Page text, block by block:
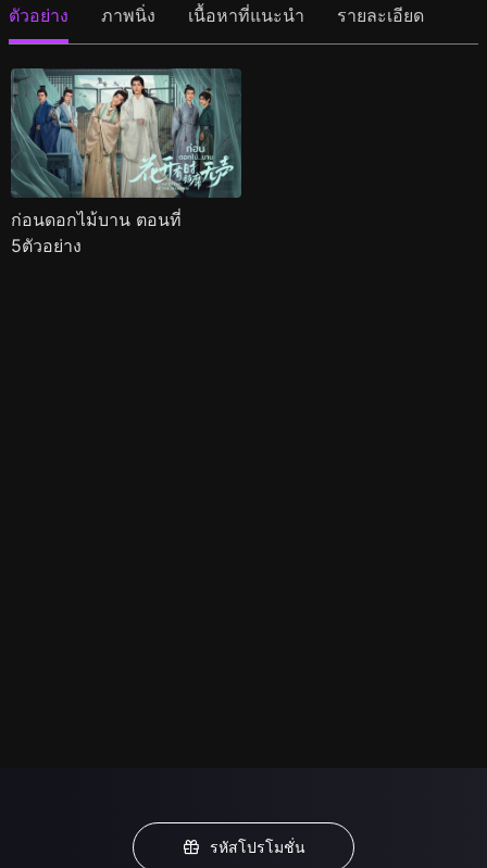
ตัวอย่าง ภาพนิ่ง เนื้อหาที่แนะนำ รายละเอียด
ก่อนดอกไม้บาน ตอนที่
5ตัวอย่าง
รหัสโปรโมชั่น